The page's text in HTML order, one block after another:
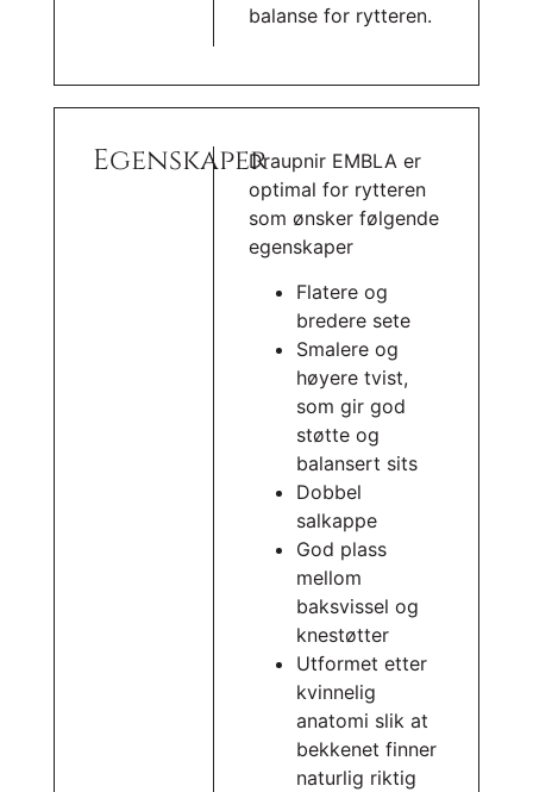
balanse for rytteren.
EgenskaperDraupnir EMBLA er
optimal for rytteren
som ønsker følgende
egenskaper
Flatere og
bredere sete
Smalere og
høyere tvist,
som gir god
støtte og
balansert sits
Dobbel
salkappe
God plass
mellom
baksvissel og
knestøtter
Utformet etter
kvinnelig
anatomi slik at
bekkenet finner
naturlig riktig